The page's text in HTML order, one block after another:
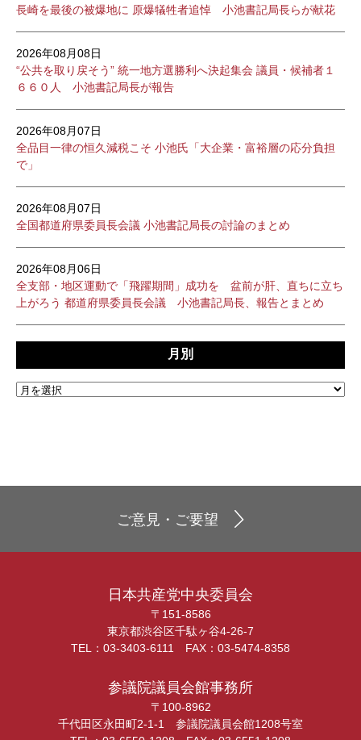
長崎を最後の被爆地に 原爆犠牲者追悼 小池書記局長らが献花
2026年08月08日
“公共を取り戻そう” 統一地方選勝利へ決起集会 議員・候補者１
６６０人 小池書記局長が報告
2026年08月07日
全品目一律の恒久減税こそ 小池氏「大企業・富裕層の応分負担
で」
2026年08月07日
全国都道府県委員長会議 小池書記局長の討論のまとめ
2026年08月06日
全支部・地区運動で「飛躍期間」成功を 盆前が肝、直ちに立ち
上がろう 都道府県委員長会議 小池書記局長、報告とまとめ
月別
ご意見・ご要望
日本共産党中央委員会
〒151-8586
東京都渋谷区千駄ヶ谷4-26-7
TEL：03-3403-6111 FAX：03-5474-8358
参議院議員会館事務所
〒100-8962
千代田区永田町2-1-1 参議院議員会館1208号室